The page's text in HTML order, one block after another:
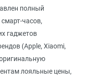
полный
часов,
гаджетов
(Apple, Xiaomi,
лояльные цены,